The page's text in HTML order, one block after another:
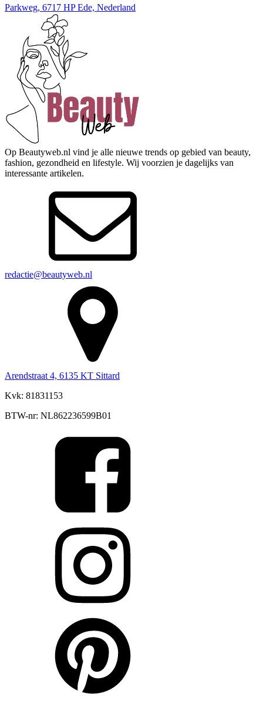
Parkweg, 6717 HP Ede, Nederland
Op Beautyweb.nl vind je alle nieuwe trends op gebied van beauty,
fashion, gezondheid en lifestyle. Wij voorzien je dagelijks van
interessante artikelen.
redactie@beautyweb.nl
Arendstraat 4, 6135 KT Sittard
Kvk: 81831153
BTW-nr: NL862236599B01